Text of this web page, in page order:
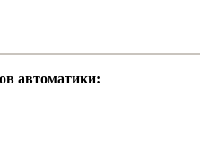
автоматики: